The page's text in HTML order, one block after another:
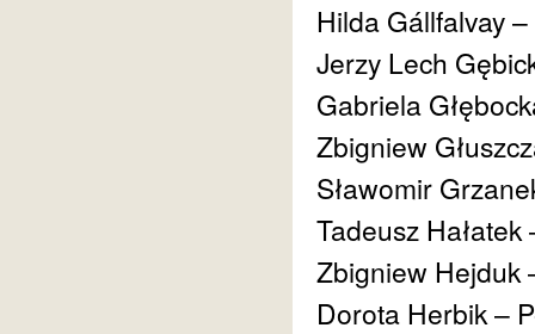
Hilda Gállfalvay
Jerzy Lech
Gabriela
Zbigniew
Sławomir
Tadeusz
Zbigniew Hejduk
Dorota Herbik –